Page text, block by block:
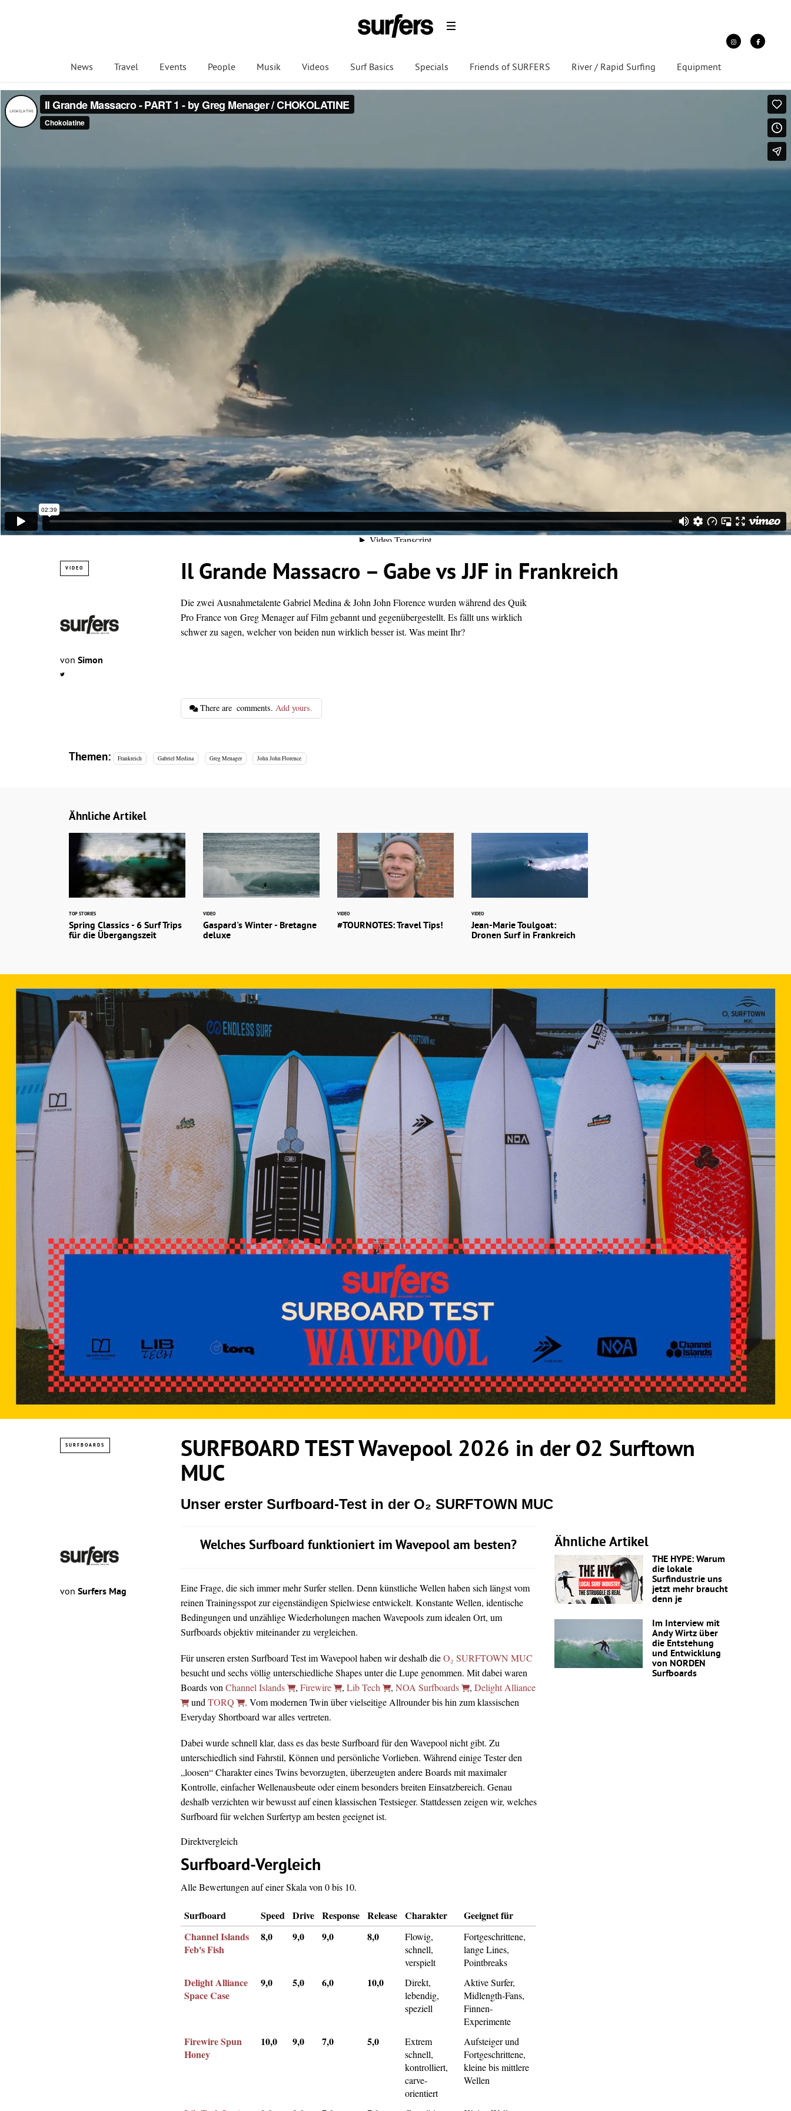
News Travel Events People Musik Videos Surf Basics Specials Friends of SURFERS River / Rapid Surfing Equipment
VIDEO Il Grande Massacro – Gabe vs JJF in Frankreich
von Simon
Die zwei Ausnahmetalente Gabriel Medina & John John Florence wurden während des Quik
Pro France von Greg Menager auf Film gebannt und gegenübergestellt. Es fällt uns wirklich
schwer zu sagen, welcher von beiden nun wirklich besser ist. Was meint Ihr?
There are comments.Add yours.
Themen: Frankreich Gabriel Medina Greg Menager John John Florence
Ähnliche Artikel
TOP STORIES
Spring Classics - 6 Surf Trips
für die Übergangszeit
VIDEO
Gaspard's Winter - Bretagne
deluxe
VIDEO
#TOURNOTES: Travel Tips!
VIDEO
Jean-Marie Toulgoat:
Dronen Surf in Frankreich
SURFBOARDS
SURFBOARD TEST Wavepool 2026 in der O2 Surftown
MUC
Unser erster Surfboard-Test in der O₂ SURFTOWN MUC
von Surfers Mag
Welches Surfboard funktioniert im Wavepool am besten?
Eine Frage, die sich immer mehr Surfer stellen. Denn künstliche Wellen haben sich längst vom
reinen Trainingsspot zur eigenständigen Spielwiese entwickelt. Konstante Wellen, identische
Bedingungen und unzählige Wiederholungen machen Wavepools zum idealen Ort, um
Surfboards objektiv miteinander zu vergleichen.
Für unseren ersten Surfboard Test im Wavepool haben wir deshalb dieO₂ SURFTOWN MUC
besucht und sechs völlig unterschiedliche Shapes unter die Lupe genommen. Mit dabei waren
Boards von Channel Islands , Firewire , Lib Tech , NOA Surfboards , Delight Alliance
und TORQ
. Vom modernen Twin über vielseitige Allrounder bis hin zum klassischen
Everyday Shortboard war alles vertreten.
Dabei wurde schnell klar, dass es das beste Surfboard für den Wavepool nicht gibt. Zu
unterschiedlich sind Fahrstil, Können und persönliche Vorlieben. Während einige Tester den
„loosen“ Charakter eines Twins bevorzugten, überzeugten andere Boards mit maximaler
Kontrolle, einfacher Wellenausbeute oder einem besonders breiten Einsatzbereich. Genau
deshalb verzichten wir bewusst auf einen klassischen Testsieger. Stattdessen zeigen wir, welches
Surfboard für welchen Surfertyp am besten geeignet ist.
Direktvergleich
Surfboard-Vergleich
Alle Bewertungen auf einer Skala von 0 bis 10.
Surfboard Speed Drive Response Release Charakter
Geeignet für
Channel Islands
Feb's Fish
8,0 9,0 9,0 8,0
Flowig,
schnell,
verspielt
Fortgeschrittene,
lange Lines,
Pointbreaks
Delight Alliance
Space Case
9,0 5,0 6,0 10,0
Direkt,
lebendig,
speziell
Aktive Surfer,
Midlength-Fans,
Finnen-
Experimente
Firewire Spun
Honey
10,0 9,0 7,0 5,0
Extrem
schnell,
kontrolliert,
carve-
orientiert
Aufsteiger und
Fortgeschrittene,
kleine bis mittlere
Wellen
Ähnliche Artikel
THE HYPE: Warum
die lokale
Surfindustrie uns
jetzt mehr braucht
denn je
Im Interview mit
Andy Wirtz über
die Entstehung
und Entwicklung
von NORDEN
Surfboards